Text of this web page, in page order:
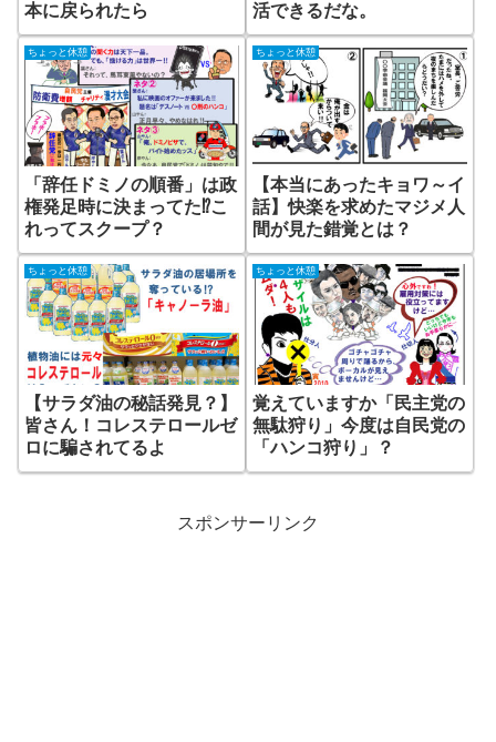
本に戻られたら
活できるだな。
ちょっと休憩
「辞任ドミノの順番」は政
権発足時に決まってた⁉こ
れってスクープ？
ちょっと休憩
【本当にあったキョワ～イ
話】快楽を求めたマジメ人
間が見た錯覚とは？
ちょっと休憩
【サラダ油の秘話発見？】
皆さん！コレステロールゼ
ロに騙されてるよ
ちょっと休憩
覚えていますか「民主党の
無駄狩り」今度は自民党の
「ハンコ狩り」？
スポンサーリンク